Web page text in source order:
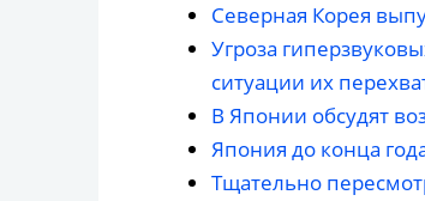
Северная Корея
Угроза
ситуации их
В Японии обсудят
Япония до конца
Тщательно